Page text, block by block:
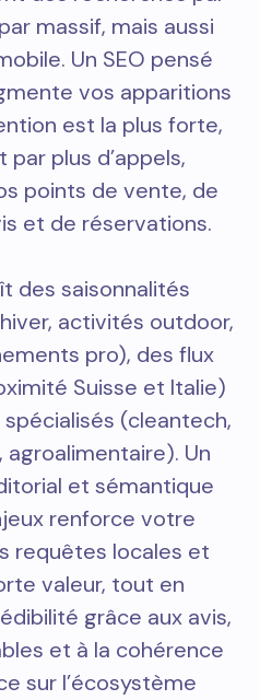
massif, mais aussi
Un SEO pensé
vos apparitions
est la plus forte,
plus d’appels,
points de vente, de
et de réservations.
des saisonnalités
activités outdoor,
pro), des flux
Suisse et Italie)
(cleantech,
Un
et sémantique
renforce votre
requêtes locales et
valeur, tout en
grâce aux avis,
et à la cohérence
sur l’écosystème